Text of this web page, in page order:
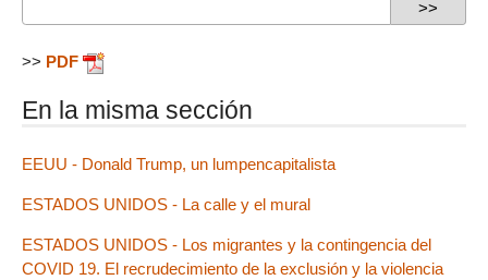
>> PDF
En la misma sección
EEUU - Donald Trump, un lumpencapitalista
ESTADOS UNIDOS - La calle y el mural
ESTADOS UNIDOS - Los migrantes y la contingencia del
COVID 19. El recrudecimiento de la exclusión y la violencia